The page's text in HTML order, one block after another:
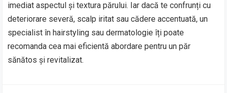
imediat aspectul și textura părului. Iar dacă te confrunți cu
deteriorare severă, scalp iritat sau cădere accentuată, un
specialist în hairstyling sau dermatologie îți poate
recomanda cea mai eficientă abordare pentru un păr
sănătos și revitalizat.